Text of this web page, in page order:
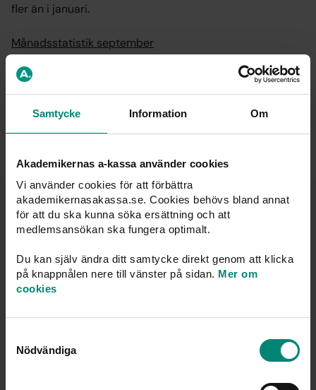
Samtycke Information Om
Akademikernas a-kassa använder cookies
Vi använder cookies för att förbättra
akademikernasakassa.se. Cookies behövs bland annat
för att du ska kunna söka ersättning och att
medlemsansökan ska fungera optimalt.
Du kan själv ändra ditt samtycke direkt genom att klicka
på knappnålen nere till vänster på sidan. Mer om
cookies
Nödvändiga
fler än i januari.
Månadsstatistik september
Publicerad: 15 okt. 2024
Du kanske också är intresserad av